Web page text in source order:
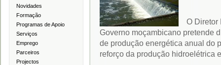
Novidades
Formação
Programas de Apoio
Serviços
Emprego
Parceiros
Projectos
O Diretor
Governo moçambicano pretende
de produção energética anual do
reforço da produção hidroelétrica